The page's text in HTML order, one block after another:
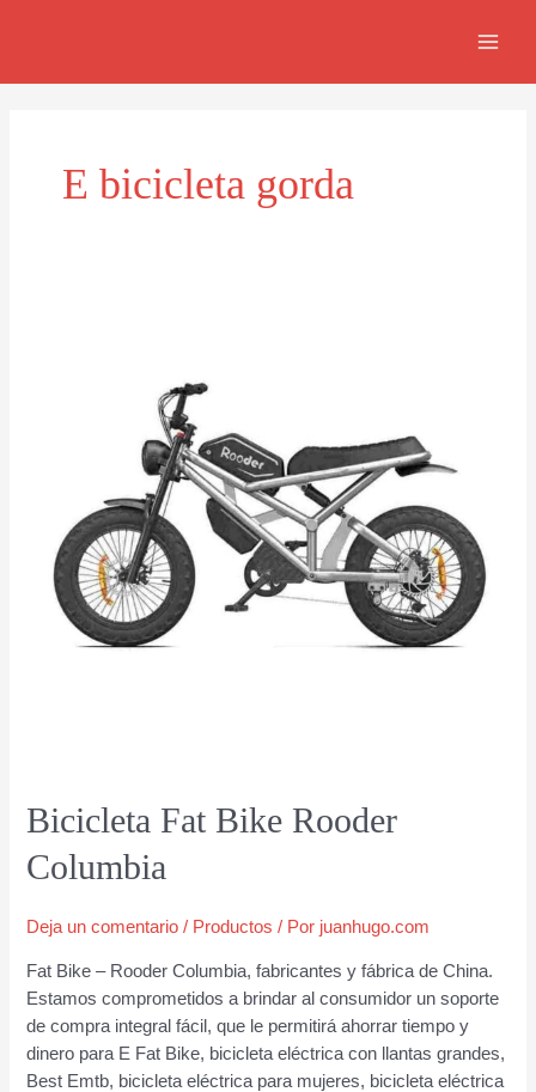
E bicicleta gorda
Bicicleta Fat Bike Rooder
Columbia
Deja un comentario / Productos / Por juanhugo.com
Fat Bike – Rooder Columbia, fabricantes y fábrica de China.
Estamos comprometidos a brindar al consumidor un soporte
de compra integral fácil, que le permitirá ahorrar tiempo y
dinero para E Fat Bike, bicicleta eléctrica con llantas grandes,
Best Emtb, bicicleta eléctrica para mujeres, bicicleta eléctrica